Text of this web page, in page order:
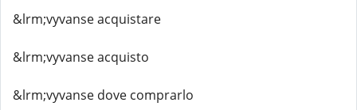
&lrm;vyvanse acquistare
&lrm;vyvanse acquisto
&lrm;vyvanse dove comprarlo